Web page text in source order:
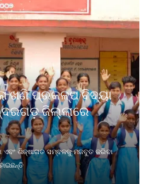
ଖଣି ପ୍ରକଳ୍ପ ବିଦ୍ୟା
ଜିଲ୍ଲାରେ
ଏବଂ ଶିକ୍ଷାଗତ ସମ୍ବଳକୁ ମଜବୁତ କରିବା